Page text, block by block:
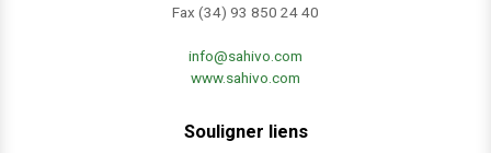
Fax (34) 93 850 24 40
info@sahivo.com
www.sahivo.com
Souligner liens